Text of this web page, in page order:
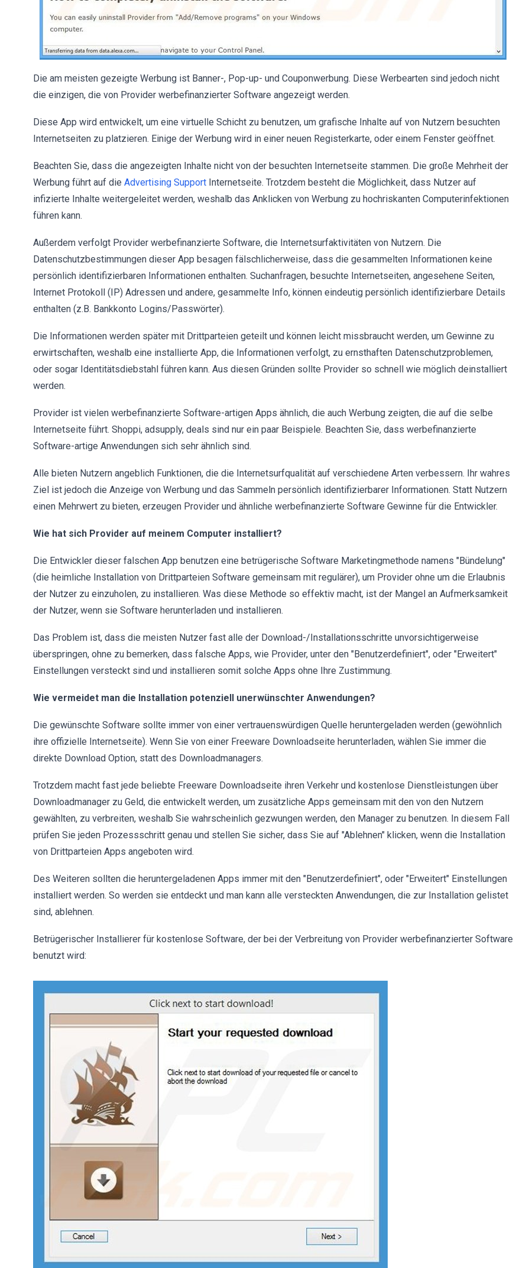
Die am meisten gezeigte Werbung ist Banner-, Pop-up- und Couponwerbung. Diese Werbearten sind jedoch nicht
die einzigen, die von Provider werbefinanzierter Software angezeigt werden.
Diese App wird entwickelt, um eine virtuelle Schicht zu benutzen, um grafische Inhalte auf von Nutzern besuchten
Internetseiten zu platzieren. Einige der Werbung wird in einer neuen Registerkarte, oder einem Fenster geöffnet.
Beachten Sie, dass die angezeigten Inhalte nicht von der besuchten Internetseite stammen. Die große Mehrheit der
Werbung führt auf die Advertising Support Internetseite. Trotzdem besteht die Möglichkeit, dass Nutzer auf
infizierte Inhalte weitergeleitet werden, weshalb das Anklicken von Werbung zu hochriskanten Computerinfektionen
führen kann.
Außerdem verfolgt Provider werbefinanzierte Software, die Internetsurfaktivitäten von Nutzern. Die
Datenschutzbestimmungen dieser App besagen fälschlicherweise, dass die gesammelten Informationen keine
persönlich identifizierbaren Informationen enthalten. Suchanfragen, besuchte Internetseiten, angesehene Seiten,
Internet Protokoll (IP) Adressen und andere, gesammelte Info, können eindeutig persönlich identifizierbare Details
enthalten (z.B. Bankkonto Logins/Passwörter).
Die Informationen werden später mit Drittparteien geteilt und können leicht missbraucht werden, um Gewinne zu
erwirtschaften, weshalb eine installierte App, die Informationen verfolgt, zu ernsthaften Datenschutzproblemen,
oder sogar Identitätsdiebstahl führen kann. Aus diesen Gründen sollte Provider so schnell wie möglich deinstalliert
werden.
Provider ist vielen werbefinanzierte Software-artigen Apps ähnlich, die auch Werbung zeigten, die auf die selbe
Internetseite führt. Shoppi, adsupply, deals sind nur ein paar Beispiele. Beachten Sie, dass werbefinanzierte
Software-artige Anwendungen sich sehr ähnlich sind.
Alle bieten Nutzern angeblich Funktionen, die die Internetsurfqualität auf verschiedene Arten verbessern. Ihr wahres
Ziel ist jedoch die Anzeige von Werbung und das Sammeln persönlich identifizierbarer Informationen. Statt Nutzern
einen Mehrwert zu bieten, erzeugen Provider und ähnliche werbefinanzierte Software Gewinne für die Entwickler.
Wie hat sich Provider auf meinem Computer installiert?
Die Entwickler dieser falschen App benutzen eine betrügerische Software Marketingmethode namens "Bündelung"
(die heimliche Installation von Drittparteien Software gemeinsam mit regulärer), um Provider ohne um die Erlaubnis
der Nutzer zu einzuholen, zu installieren. Was diese Methode so effektiv macht, ist der Mangel an Aufmerksamkeit
der Nutzer, wenn sie Software herunterladen und installieren.
Das Problem ist, dass die meisten Nutzer fast alle der Download-/Installationsschritte unvorsichtigerweise
überspringen, ohne zu bemerken, dass falsche Apps, wie Provider, unter den "Benutzerdefiniert", oder "Erweitert"
Einstellungen versteckt sind und installieren somit solche Apps ohne Ihre Zustimmung.
Wie vermeidet man die Installation potenziell unerwünschter Anwendungen?
Die gewünschte Software sollte immer von einer vertrauenswürdigen Quelle heruntergeladen werden (gewöhnlich
ihre offizielle Internetseite). Wenn Sie von einer Freeware Downloadseite herunterladen, wählen Sie immer die
direkte Download Option, statt des Downloadmanagers.
Trotzdem macht fast jede beliebte Freeware Downloadseite ihren Verkehr und kostenlose Dienstleistungen über
Downloadmanager zu Geld, die entwickelt werden, um zusätzliche Apps gemeinsam mit den von den Nutzern
gewählten, zu verbreiten, weshalb Sie wahrscheinlich gezwungen werden, den Manager zu benutzen. In diesem Fall
prüfen Sie jeden Prozessschritt genau und stellen Sie sicher, dass Sie auf "Ablehnen" klicken, wenn die Installation
von Drittparteien Apps angeboten wird.
Des Weiteren sollten die heruntergeladenen Apps immer mit den "Benutzerdefiniert", oder "Erweitert" Einstellungen
installiert werden. So werden sie entdeckt und man kann alle versteckten Anwendungen, die zur Installation gelistet
sind, ablehnen.
Betrügerischer Installierer für kostenlose Software, der bei der Verbreitung von Provider werbefinanzierter Software
benutzt wird: